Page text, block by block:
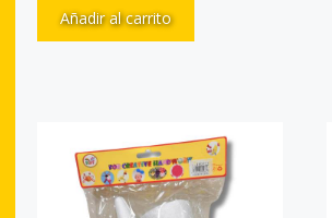
Añadir al carrito